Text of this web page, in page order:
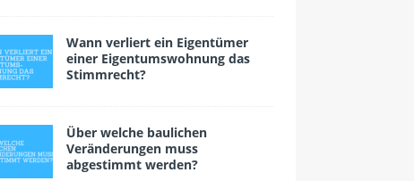
Wann verliert ein Eigen­tümer
einer Eigentumswohnung das
Stimmrecht?
Über welche baulichen
Veränderungen muss
abgestimmt werden?